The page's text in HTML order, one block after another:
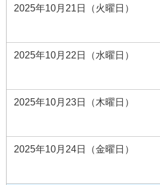
2025年10月21日（火曜日）
2025年10月22日（水曜日）
2025年10月23日（木曜日）
2025年10月24日（金曜日）